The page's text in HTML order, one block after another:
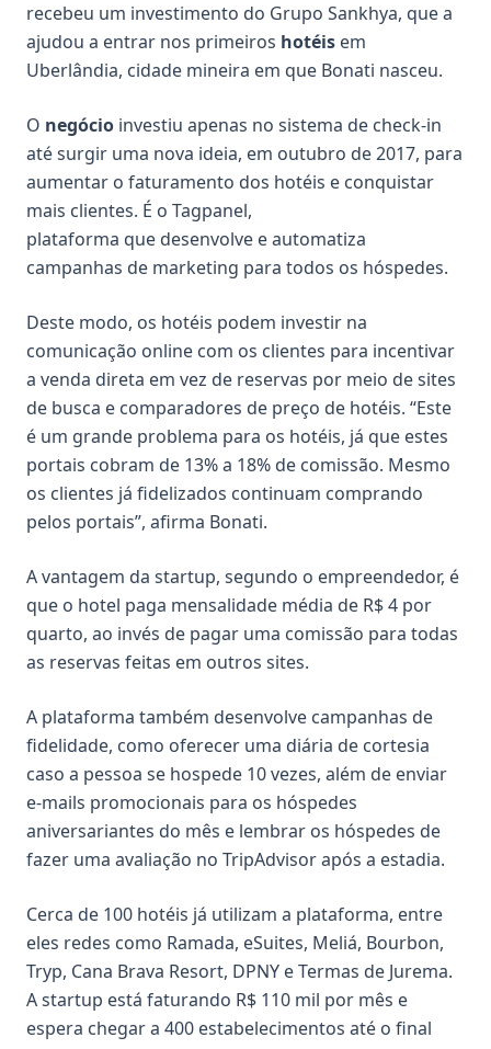
recebeu um investimento do Grupo Sankhya, que a
ajudou a entrar nos primeiros hotéis em
Uberlândia, cidade mineira em que Bonati nasceu.
O negócio investiu apenas no sistema de check-in
até surgir uma nova ideia, em outubro de 2017, para
aumentar o faturamento dos hotéis e conquistar
mais clientes. É o Tagpanel,
plataforma que desenvolve e automatiza
campanhas de marketing para todos os hóspedes.
Deste modo, os hotéis podem investir na
comunicação online com os clientes para incentivar
a venda direta em vez de reservas por meio de sites
de busca e comparadores de preço de hotéis. “Este
é um grande problema para os hotéis, já que estes
portais cobram de 13% a 18% de comissão. Mesmo
os clientes já fidelizados continuam comprando
pelos portais”, afirma Bonati.
A vantagem da startup, segundo o empreendedor, é
que o hotel paga mensalidade média de R$ 4 por
quarto, ao invés de pagar uma comissão para todas
as reservas feitas em outros sites.
A plataforma também desenvolve campanhas de
fidelidade, como oferecer uma diária de cortesia
caso a pessoa se hospede 10 vezes, além de enviar
e-mails promocionais para os hóspedes
aniversariantes do mês e lembrar os hóspedes de
fazer uma avaliação no TripAdvisor após a estadia.
Cerca de 100 hotéis já utilizam a plataforma, entre
eles redes como Ramada, eSuites, Meliá, Bourbon,
Tryp, Cana Brava Resort, DPNY e Termas de Jurema.
A startup está faturando R$ 110 mil por mês e
espera chegar a 400 estabelecimentos até o final